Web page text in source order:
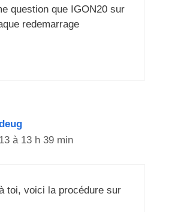
question que IGON20 sur
redemarrage
à 13 h 39 min
toi, voici la procédure sur